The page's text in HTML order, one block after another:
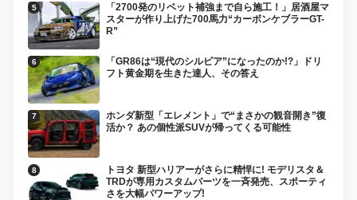
「2700発のリベット補強まで自ら施工！」居酒屋マ
スターが作り上げた700馬力“カーボンケブラーGT-
R”
「GR86は“現代のシルビア”になったのか!?」ドリ
フト黄金期を生きた達人、その答え
ホンダ新型「エレメント」で“まさかの観音開き”復
活か？ あの個性派SUVが帰ってくる可能性
トヨタ 新型ハリアーがさらに精悍に! モデリスタ＆
TRDが専用カスタムパーツを一斉発売、スポーティ
さを大幅パワーアップ!